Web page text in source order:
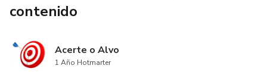
contenido
Acerte o Alvo
1 Año Hotmarter